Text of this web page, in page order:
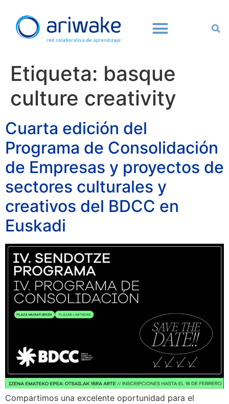
Etiqueta: basque
culture creativity
Cuarta edición del
Programa de Consolidación
de Empresas y proyectos de
sectores culturales y
creativos del BDCC en
Euskadi
Compartimos una excelente oportunidad para el